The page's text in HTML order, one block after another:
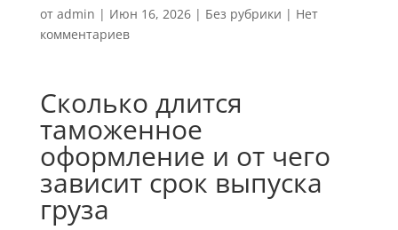
от admin | Июн 16, 2026| Без рубрики | Нет
комментариев
Сколько длится
таможенное
оформление и от чего
зависит срок выпуска
груза